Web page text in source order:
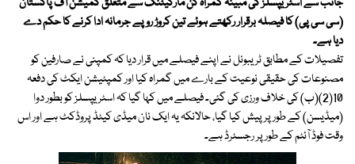
(سی سی پی) کا فیصلہ برقرار رکھتے ہوئے تین کروڑ روپے جرمانہ ادا کرنے کا حکم دے
دیا ہے۔
تفصیلات کے مطابق ٹریبونل نے اپنے فیصلے میں قرار دیا کہ کمپنی نے صارفین کو
مصنوعات کی حقیقی نوعیت کے بارے میں گمراہ کیا اور کمپٹیشن ایکٹ کی دفعہ
10(2)(ب) کی خلاف ورزی کی گئی۔ فیصلے میں کہا گیا کہ اسٹریپسلز کو بطور دوا
(میڈیسن) کے طور پر پیش کیا گیا، حالانکہ یہ ایک نان میڈی کیٹڈ پروڈکٹ ہے اور اس
وقت فوڈ آئٹم کے طور پر رجسٹرڈ ہے۔